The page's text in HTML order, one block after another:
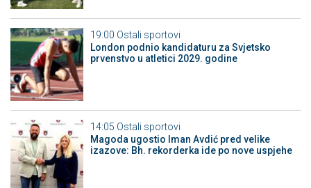
19:00 Ostali sportovi
London podnio kandidaturu za Svjetsko
prvenstvo u atletici 2029. godine
14:05 Ostali sportovi
Magoda ugostio Iman Avdić pred velike
izazove: Bh. rekorderka ide po nove uspjehe